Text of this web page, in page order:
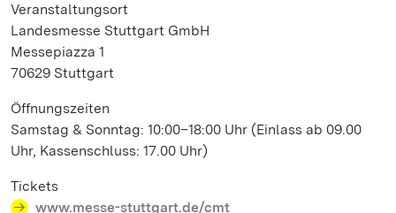
Veranstaltungsort
Landesmesse Stuttgart GmbH
Messepiazza 1
70629 Stuttgart
Öffnungszeiten
Samstag & Sonntag: 10:00–18:00 Uhr (Einlass ab 09.00
Uhr, Kassenschluss: 17.00 Uhr)
Tickets
www.messe-stuttgart.de/cmt